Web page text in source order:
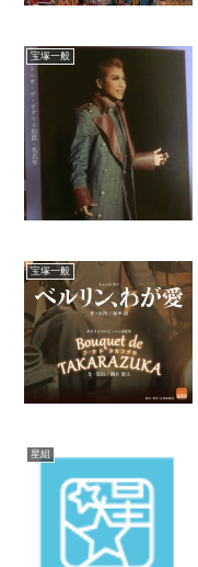
宝塚一般
宝塚一般
星組